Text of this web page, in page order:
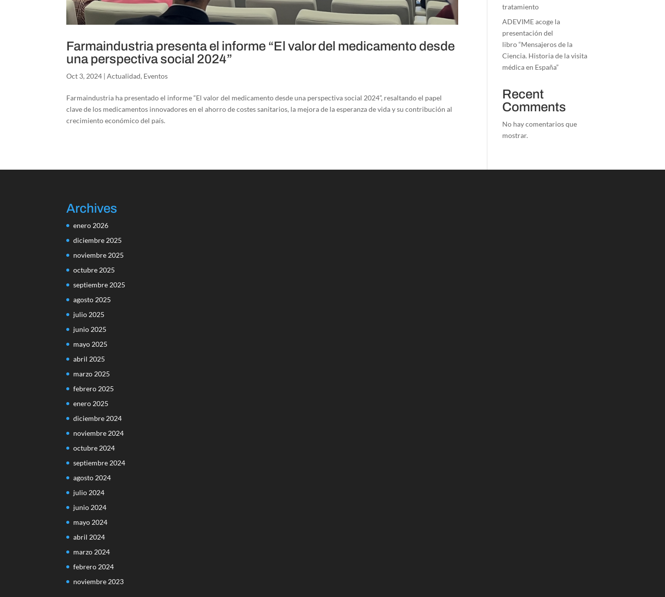
Farmaindustria presenta el informe “El valor del medicamento desde
una perspectiva social 2024”
Oct 3, 2024 |Actualidad, Eventos
Farmaindustria ha presentado el informe “El valor del medicamento desde una perspectiva social 2024”, resaltando el papel
clave de los medicamentos innovadores en el ahorro de costes sanitarios, la mejora de la esperanza de vida y su contribución al
crecimiento económico del país.
tratamiento
ADEVIME acoge la
presentación del
libro “Mensajeros de la
Ciencia. Historia de la visita
médica en España”
Recent
Comments
No hay comentarios que
mostrar.
Archives
enero 2026
diciembre 2025
noviembre 2025
octubre 2025
septiembre 2025
agosto 2025
julio 2025
junio 2025
mayo 2025
abril 2025
marzo 2025
febrero 2025
enero 2025
diciembre 2024
noviembre 2024
octubre 2024
septiembre 2024
agosto 2024
julio 2024
junio 2024
mayo 2024
abril 2024
marzo 2024
febrero 2024
noviembre 2023